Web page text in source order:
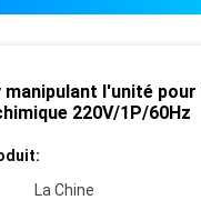
manipulant l'unité pour
220V/1P/60Hz
La Chine